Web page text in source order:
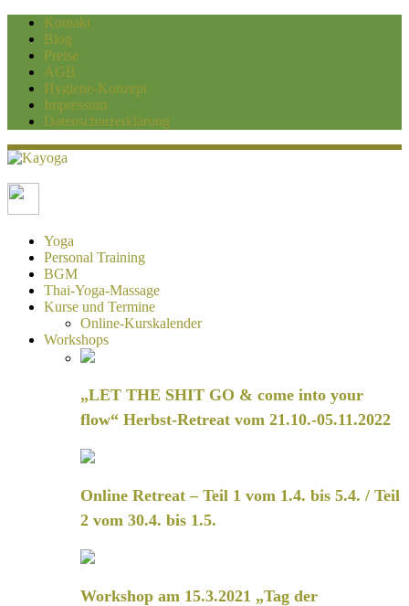
Kontakt
Blog
Preise
AGB
Hygiene-Konzept
Impressum
Datenschutzerklärung
Kayoga
Yoga und Personaltraining Duisburg
Yoga
Personal Training
BGM
Thai-Yoga-Massage
Kurse und Termine
Online-Kurskalender
Workshops
„LET THE SHIT GO & come into your
flow“ Herbst-Retreat vom 21.10.-05.11.2022
Online Retreat – Teil 1 vom 1.4. bis 5.4. / Teil
2 vom 30.4. bis 1.5.
Workshop am 15.3.2021 „Tag der